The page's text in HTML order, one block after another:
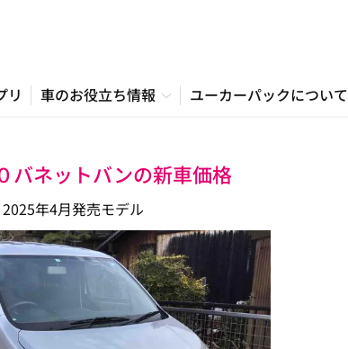
リ 車のお役立ち情報 ユーカーパックについて
バネットバンの新車価格
2025年4月発売モデル